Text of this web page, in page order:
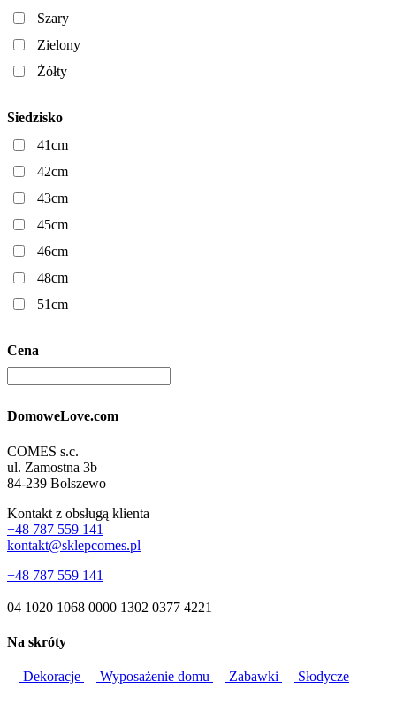
Szary
Zielony
Żółty
Siedzisko
41cm
42cm
43cm
45cm
46cm
48cm
51cm
Cena
DomoweLove.com
COMES s.c.
ul. Zamostna 3b
84-239 Bolszewo
Kontakt z obsługą klienta
+48 787 559 141
kontakt@sklepcomes.pl
+48 787 559 141
04 1020 1068 0000 1302 0377 4221
Na skróty
Dekoracje Wyposażenie domu Zabawki Słodycze